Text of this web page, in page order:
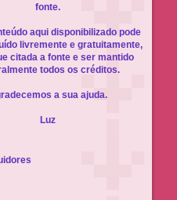
fonte.
aqui disponibilizado pode
livremente e gratuitamente,
citada a fonte e ser mantido
todos os créditos.
a sua ajuda.
Luz